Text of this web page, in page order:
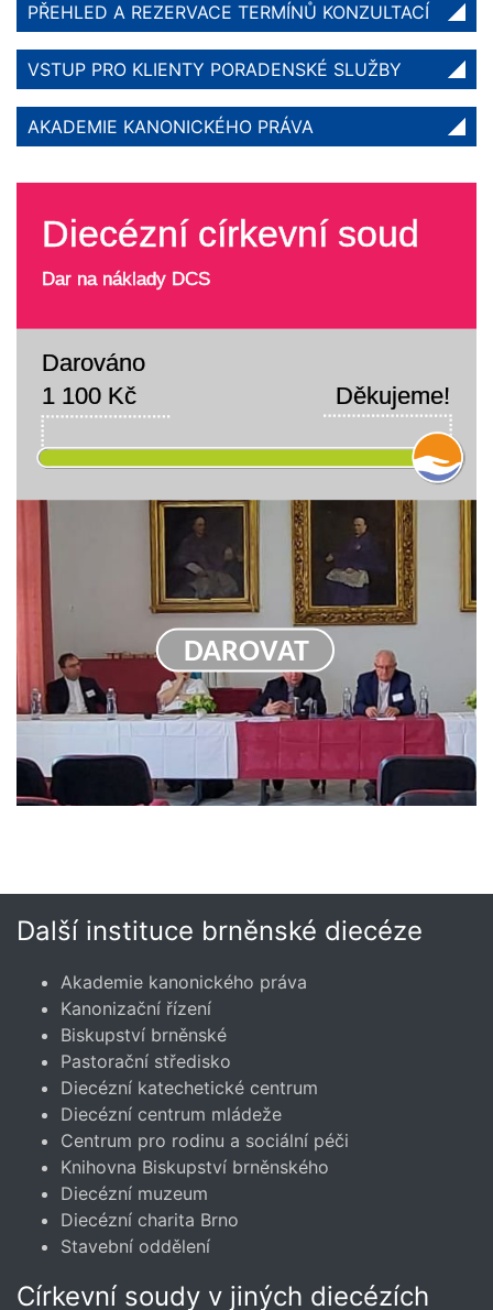
PŘEHLED A REZERVACE TERMÍNŮ KONZULTACÍ
VSTUP PRO KLIENTY PORADENSKÉ SLUŽBY
AKADEMIE KANONICKÉHO PRÁVA
Další instituce brněnské diecéze
Akademie kanonického práva
Kanonizační řízení
Biskupství brněnské
Pastorační středisko
Diecézní katechetické centrum
Diecézní centrum mládeže
Centrum pro rodinu a sociální péči
Knihovna Biskupství brněnského
Diecézní muzeum
Diecézní charita Brno
Stavební oddělení
Církevní soudy v jiných diecézích